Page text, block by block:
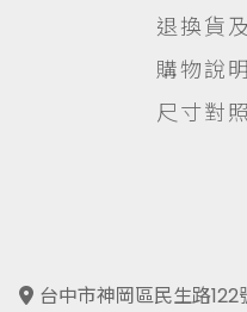
退換貨
購物說
尺寸對
台中市神岡區民生路122